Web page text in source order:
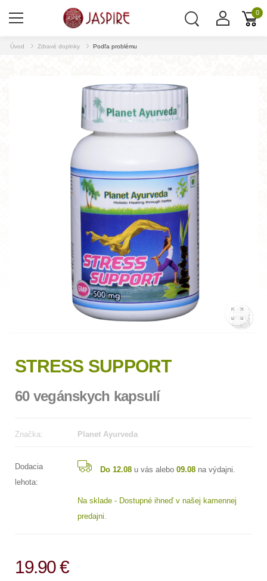
0
Úvod Zdravé doplnky Podľa problému
STRESS SUPPORT
60 vegánskych kapsulí
Značka: Planet Ayurveda
Dodacia
lehota:
Do 12.08u vás alebo 09.08na výdajni.
Na sklade - Dostupné ihneď v našej kamennej
predajni.
19.90 €